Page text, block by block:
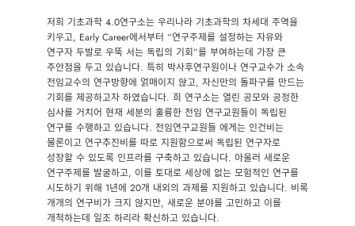
저희 기초과학 4.0연구소는 우리나라 기초과학의 차세대 주역을
키우고, Early Career에서부터 “연구주제를 설정하는 자유와
연구자 두발로 우뚝 서는 독립의 기회”를 부여하는데 가장 큰
주안점을 두고 있습니다. 특히 박사후연구원이나 연구교수가 소속
전임교수의 연구방향에 얽매이지 않고, 자신만의 돌파구를 만드는
기회를 제공하고자 하였습니다. 희 연구소는 열린 공모와 공정한
심사를 거치어 현재 세분의 훌륭한 전임 연구교원들이 독립된
연구를 수행하고 있습니다. 전임연구교원들 에게는 인건비는
물론이고 연구추진비를 따로 지원함으로써 독립된 연구자로
성장할 수 있도록 인프라를 구축하고 있습니다. 아울러 새로운
연구주제를 발굴하고, 이를 토대로 세상에 없는 모험적인 연구를
시도하기 위해 1년에 20개 내외의 과제를 지원하고 있습니다. 비록
개개의 연구비가 크지 않지만, 새로운 분야를 고민하고 이를
개척하는데 일조 하리라 확신하고 있습니다.